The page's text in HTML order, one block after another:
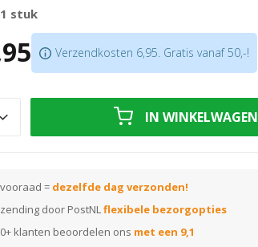
weegt 23kg
inDuoline Verzwaringsgewicht 15kg
voor de Numatic Boenmachine
beneden voor meer info!
stuk
Verzendkosten 6,95. Gratis vanaf 50,-!
IN WINKELWAGEN
= dezelfde dag verzonden!
door PostNLflexibele bezorgopties
klanten beoordelen ons met een 9,1